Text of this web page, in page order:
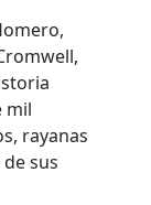
mil
rayanas
sus